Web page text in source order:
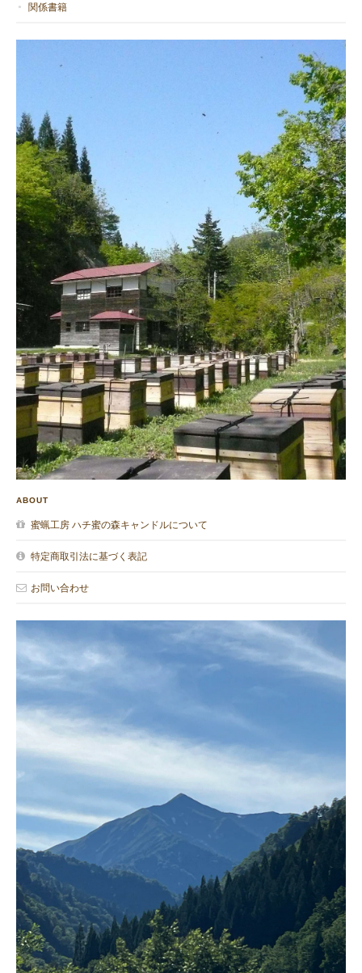
関係書籍
ABOUT
蜜蝋工房 ハチ蜜の森キャンドルについて
特定商取引法に基づく表記
お問い合わせ